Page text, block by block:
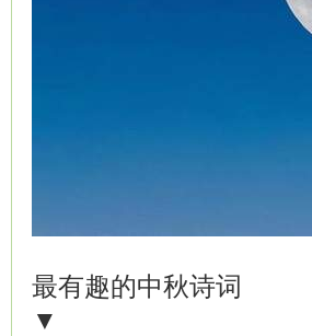
最有趣的中秋诗词
▼